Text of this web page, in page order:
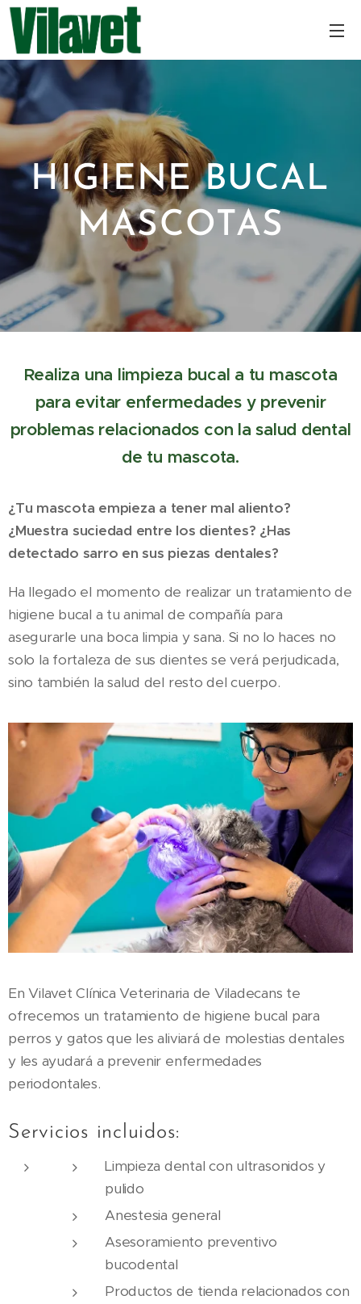
HIGIENE BUCAL
MASCOTAS
Realiza una limpieza bucal a tu mascota
para evitar enfermedades y prevenir
problemas relacionados con la salud dental
de tu mascota.
¿Tu mascota empieza a tener mal aliento?
¿Muestra suciedad entre los dientes? ¿Has
detectado sarro en sus piezas dentales?
Ha llegado el momento de realizar un tratamiento de
higiene bucal a tu animal de compañía para
asegurarle una boca limpia y sana. Si no lo haces no
solo la fortaleza de sus dientes se verá perjudicada,
sino también la salud del resto del cuerpo.
En Vilavet Clínica Veterinaria de Viladecans te
ofrecemos un tratamiento de higiene bucal para
perros y gatos que les aliviará de molestias dentales
y les ayudará a prevenir enfermedades
periodontales.
Servicios incluidos:
Limpieza dental con ultrasonidos y
pulido
Anestesia general
Asesoramiento preventivo
bucodental
Productos de tienda relacionados con